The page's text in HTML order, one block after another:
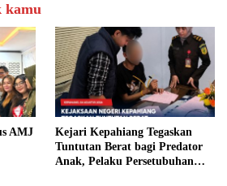
kamu
AMJ
Kejari Kepahiang Tegaskan
Tuntutan Berat bagi Predator
Anak, Pelaku Persetubuhan